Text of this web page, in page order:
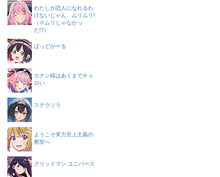
わたしが恋人になれるわ
けないじゃん、ムリムリ!
（※ムリじゃなかっ
た!?）
ばっどがーる
カナン様はあくまでチョ
ロい
ステラソラ
ようこそ実力至上主義の
教室へ
グリッドマン ユニバース